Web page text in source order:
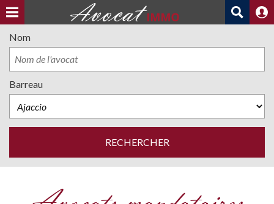
Nom
Barreau